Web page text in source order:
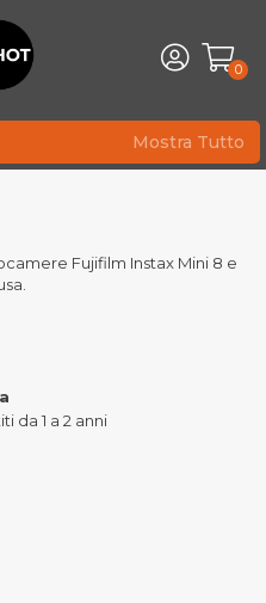
0
Mostra Tutto
Fujifilm Instax Mini 8 e
da 1 a 2 anni